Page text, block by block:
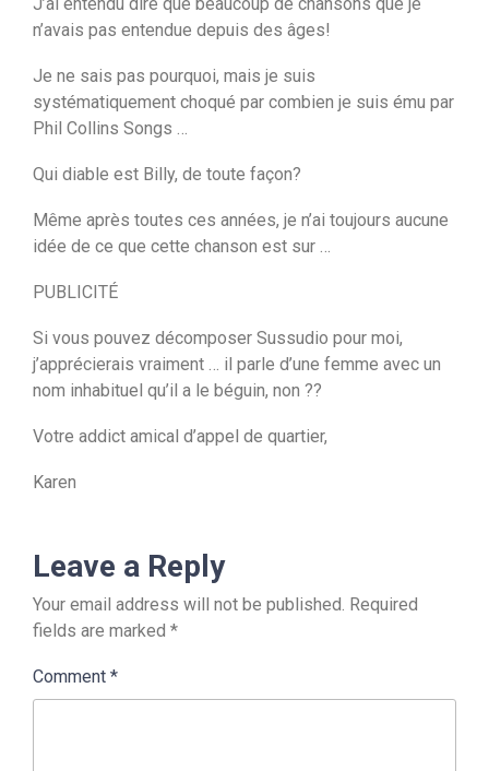
n’avais pas entendue depuis des âges!
Je ne sais pas pourquoi, mais je suis
systématiquement choqué par combien je suis ému par
Phil Collins Songs …
Qui diable est Billy, de toute façon?
Même après toutes ces années, je n’ai toujours aucune
idée de ce que cette chanson est sur …
PUBLICITÉ
Si vous pouvez décomposer Sussudio pour moi,
j’apprécierais vraiment … il parle d’une femme avec un
nom inhabituel qu’il a le béguin, non ??
Votre addict amical d’appel de quartier,
Karen
Leave a Reply
Your email address will not be published. Required
fields are marked *
Comment *